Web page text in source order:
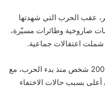
عقب الحرب التي شهدتها
صاروخية وطائرات مسيّرة،
اعتقالات جماعية.
وقد وثّق معهد “بيرد” اعتقال أكثر من 200 شخص منذ بدء الحرب، مع
أعلى بسبب حالات الاختفاء